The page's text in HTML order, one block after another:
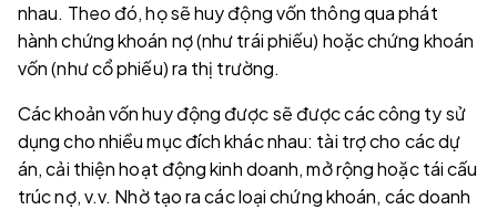
nhau. Theo đó, họ sẽ huy động vốn thông qua phát
hành chứng khoán nợ (như trái phiếu) hoặc chứng khoán
vốn (như cổ phiếu) ra thị trường.
Các khoản vốn huy động được sẽ được các công ty sử
dụng cho nhiều mục đích khác nhau: tài trợ cho các dự
án, cải thiện hoạt động kinh doanh, mở rộng hoặc tái cấu
trúc nợ, v.v. Nhờ tạo ra các loại chứng khoán, các doanh